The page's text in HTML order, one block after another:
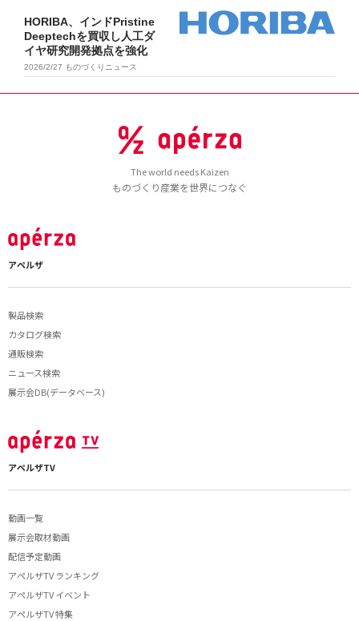
HORIBA、インドPristine
Deeptechを買収し人工ダ
イヤ研究開発拠点を強化
2026/2/27 ものづくりニュース
The world needs Kaizen
ものづくり産業を世界につなぐ
アペルザ
製品検索
カタログ検索
通販検索
ニュース検索
展示会DB(データベース)
アペルザTV
動画一覧
展示会取材動画
配信予定動画
アペルザTV ランキング
アペルザTV イベント
アペルザTV 特集